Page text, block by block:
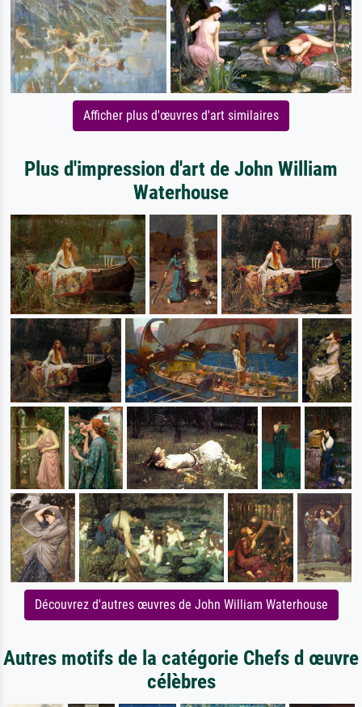
Afficher plus d'œuvres d'art similaires
Plus d'impression d'art de John William
Waterhouse
Découvrez d'autres œuvres de John William Waterhouse
Autres motifs de la catégorie Chefs d œuvre
célèbres